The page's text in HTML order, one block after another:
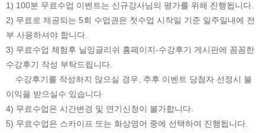
1) 100분 무료수업 이벤트는 신규강사님의 평가를 위해 진행됩니다.
2) 무료로 제공되는 5회 수업권은 첫수업 시작일 기준 일주일내에 전
부 사용하셔야 합니다.
3) 무료수업 체험후 닐잉글리쉬 홈페이지-수강후기 게시판에 꼼꼼한
수강후기 작성 부탁드립니다.
수강후기를 작성하지 않으실 경우, 추후 이벤트 당첨자 선정시 불
이익을 받으실수 있습니다
4) 무료수업은 시간변경 및 연기신청이 불가합니다.
5) 무료수업은 스카이프 또는 화상영어 중에 선택하여 진행됩니다.